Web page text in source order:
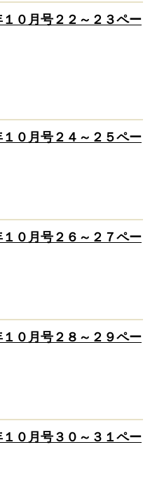
０月号２２～２３ペー
０月号２４～２５ペー
０月号２６～２７ペー
０月号２８～２９ペー
０月号３０～３１ペー